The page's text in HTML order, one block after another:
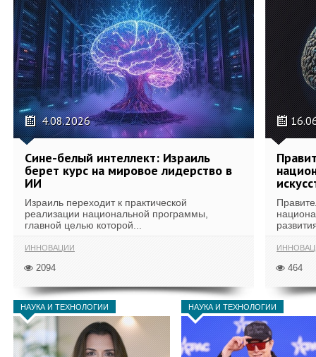
4.08.2026
Сине-белый интеллект: Израиль
берет курс на мировое лидерство в
ИИ
Израиль переходит к практической
реализации национальной программы,
главной целью которой...
ИННОВАЦИИ
2094 464
НАУКА И ТЕХНОЛОГИИ НАУКА И ТЕХНОЛОГИИ